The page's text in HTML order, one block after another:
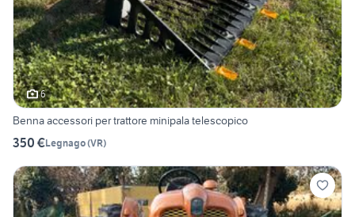
6
Benna accessori per trattore minipala telescopico
350 €Legnago(VR)